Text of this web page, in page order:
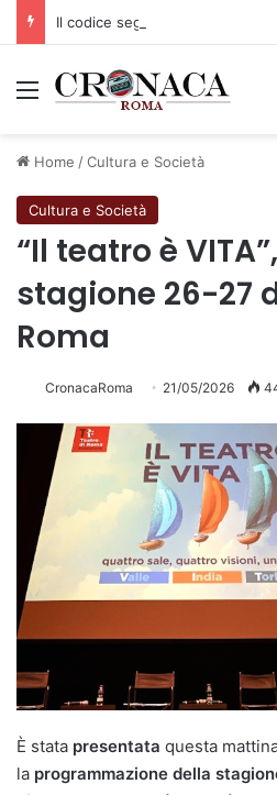
Menu
Home /Cultura e Società
Cultura e Società
“Il teatro è
stagione 26-27
Roma
CronacaRoma 21/05/2026
È stata presentata questa
la programmazione della